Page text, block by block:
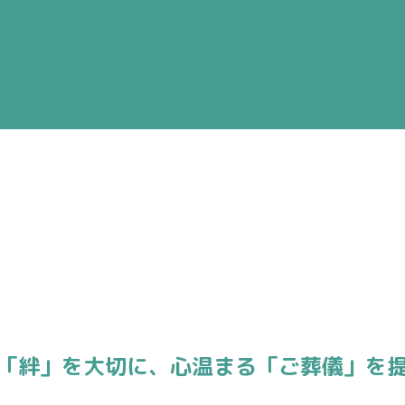
絆」を大切に、 心温まる「ご葬儀」を